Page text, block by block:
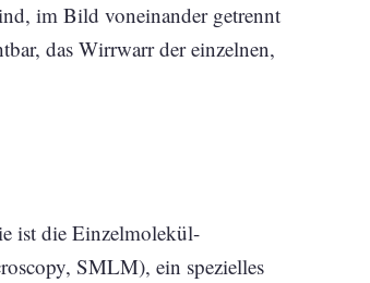
im Bild voneinander getrennt
das Wirrwarr der einzelnen,
ist die Einzelmolekül-
SMLM), ein spezielles